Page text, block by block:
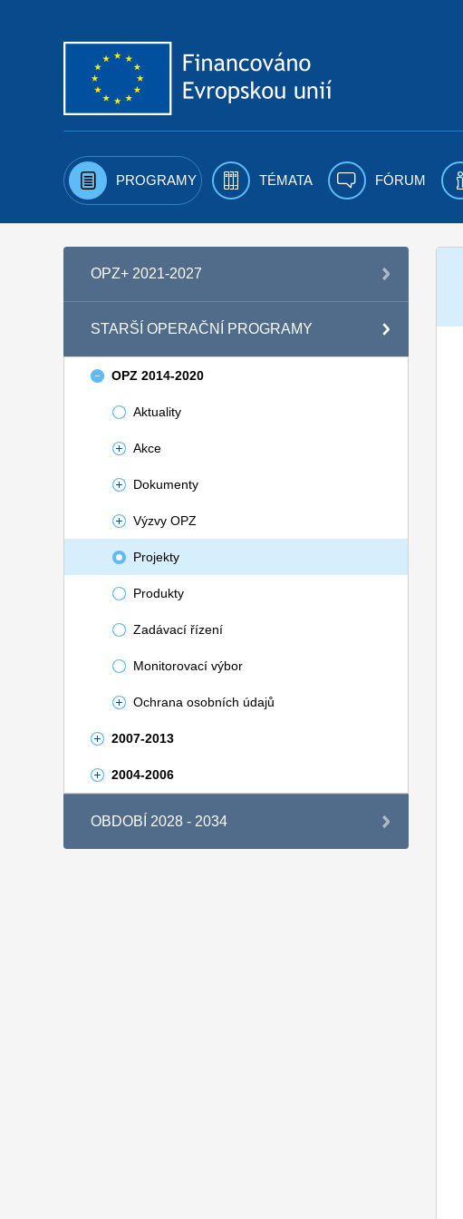
PROGRAMY TÉMATA FÓRUM
OPZ+ 2021-2027
STARŠÍ OPERAČNÍ PROGRAMY
OPZ 2014-2020
Aktuality
Akce
Dokumenty
Výzvy OPZ
Projekty
Produkty
Zadávací řízení
Monitorovací výbor
Ochrana osobních údajů
2007-2013
2004-2006
OBDOBÍ 2028 - 2034